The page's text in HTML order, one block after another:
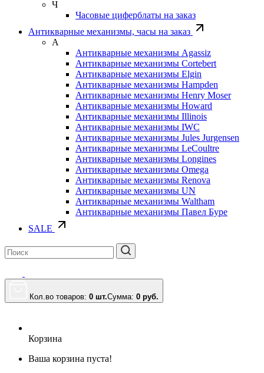
Ч
Часовые циферблаты на заказ
Антикварные механизмы, часы на заказ
А
Антикварные механизмы Agassiz
Антикварные механизмы Cortebert
Антикварные механизмы Elgin
Антикварные механизмы Hampden
Антикварные механизмы Henry Moser
Антикварные механизмы Howard
Антикварные механизмы Illinois
Антикварные механизмы IWC
Антикварные механизмы Jules Jurgensen
Антикварные механизмы LeCoultre
Антикварные механизмы Longines
Антикварные механизмы Omega
Антикварные механизмы Renova
Антикварные механизмы UN
Антикварные механизмы Waltham
Антикварные механизмы Павел Буре
SALE
Кол.во товаров: 0 шт.Сумма: 0 руб.
Корзина
Ваша корзина пуста!